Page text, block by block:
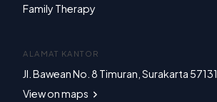
Family Therapy
ALAMAT KANTOR
Jl. Bawean No. 8 Timuran, Surakarta 57131
View on maps